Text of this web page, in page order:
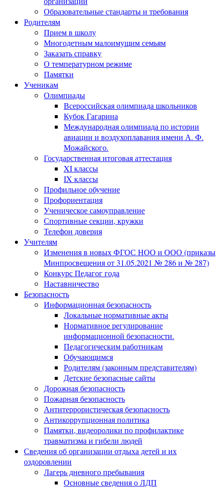
Образовательные стандарты и требования
Родителям
Прием в школу
Многодетным малоимущим семьям
Заказать справку
О температурном режиме
Памятки
Ученикам
Олимпиады
Всероссийская олимпиада школьников
Кубок Гагарина
Международная олимпиада по истории
авиации и воздухоплавания имени А. Ф.
Можайского.
Государственная итоговая аттестация
XI классы
IX классы
Профильное обучение
Профориентация
Ученическое самоуправление
Спортивные секции, кружки
Телефон доверия
Учителям
Изменения в новых ФГОС НОО и ООО (приказы
Минпросвещения от 31.05.2021 № 286 и № 287)
Конкурс Педагог года
Наставничество
Безопасность
Информационная безопасность
Локальные нормативные акты
Нормативное регулирование
информационной безопасности.
Педагогическим работникам
Обучающимся
Родителям (законным представителям)
Детские безопасные сайты
Дорожная безопасность
Пожарная безопасность
Антитеррористическая безопасность
Антикоррупционная политика
Памятки, видеоролики по профилактике
травматизма и гибели людей
Сведения об организации отдыха детей и их
оздоровлении
Лагерь дневного пребывания
Основные сведения о ЛДП